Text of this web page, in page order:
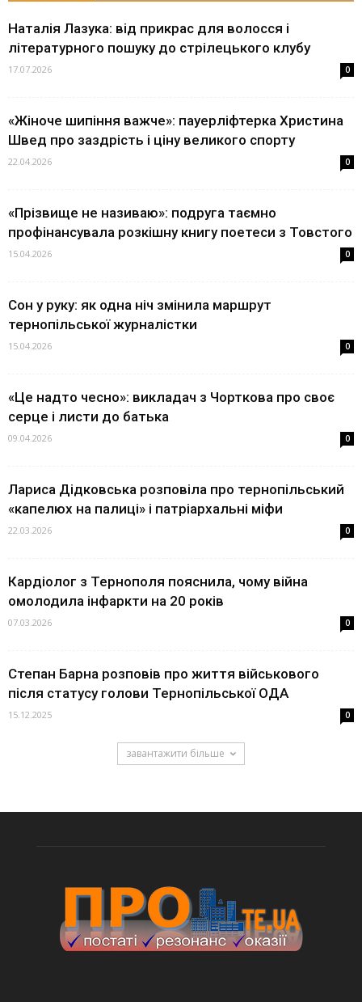
Наталія Лазука: від прикрас для волосся і
літературного пошуку до стрілецького клубу
17.07.2026 0
«Жіноче шипіння важче»: пауерліфтерка Христина
Швед про заздрість і ціну великого спорту
22.04.2026 0
«Прізвище не називаю»: подруга таємно
профінансувала розкішну книгу поетеси з Товстого
15.04.2026 0
Сон у руку: як одна ніч змінила маршрут
тернопільської журналістки
15.04.2026 0
«Це надто чесно»: викладач з Чорткова про своє
серце і листи до батька
09.04.2026 0
Лариса Дідковська розповіла про тернопільський
«капелюх на палиці» і патріархальні міфи
22.03.2026 0
Кардіолог з Тернополя пояснила, чому війна
омолодила інфаркти на 20 років
07.03.2026 0
Степан Барна розповів про життя військового
після статусу голови Тернопільської ОДА
15.12.2025 0
завантажити більше